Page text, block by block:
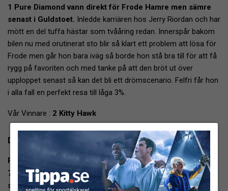
1 Pure Diamond vann direkt för Frode Hamre men sämre
senast i Guldstoet. Inledde karriären hos Jerry Riordan och har
mött en del tuffa hästar som tvååring redan. Innerspår bakom
bilen nu med orutinerat sto blir så klart ett problem att lösa för
Frode men går hon bara iväg så borde hon stå bra till för att få
rygg på favoriten och med tanke på att den bröt ut över
upploppet senast så kan det bli ett drömscenario. Felfri får hon
i alla fall en perfekt resa till låga 3%.
Vår Vinnare : 2 Kitty Hawk
Dagens Dubbel 2 – 2140m Autostart
Favoriten :
7 Expo Wise As har körts väldigt offensivt i sina två
svenska starter. Lysande senast.Gynnas kraftigt av